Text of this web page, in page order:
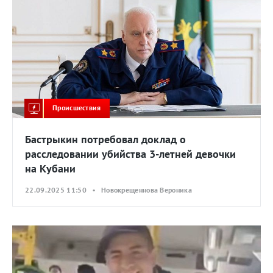
Происшествия
Бастрыкин потребовал доклад о
расследовании убийства 3-летней девочки
на Кубани
22.09.2025 11:50 • Новокрещеннова Вероника